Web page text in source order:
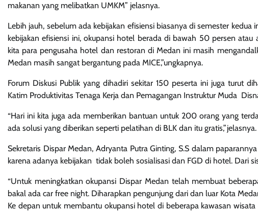
makanan yang melibatkan UMKM” jelasnya.
Lebih jauh, sebelum ada kebijakan efisiensi biasanya di semester
kebijakan efisiensi ini, okupansi hotel berada di bawah 50 persen
kita para pengusaha hotel dan restoran di Medan ini masih
Medan masih sangat bergantung pada MICE,”ungkapnya.
Forum Diskusi Publik yang dihadiri sekitar 150 peserta ini juga turut
Katim Produktivitas Tenaga Kerja dan Pemagangan Instruktur Muda
“Hari ini kita juga ada memberikan bantuan untuk 200 orang yang
ada solusi yang diberikan seperti pelatihan di BLK dan itu gratis,”jelasnya.
Sekretaris Dispar Medan, Adryanta Putra Ginting, S.S dalam
karena adanya kebijakan tidak boleh sosialisasi dan FGD di hotel. Dari
“Untuk meningkatkan okupansi Dispar Medan telah membuat
bakal ada car free night. Diharapkan pengunjung dari dan luar Kota
Ke depan untuk membantu okupansi hotel di beberapa kawasan